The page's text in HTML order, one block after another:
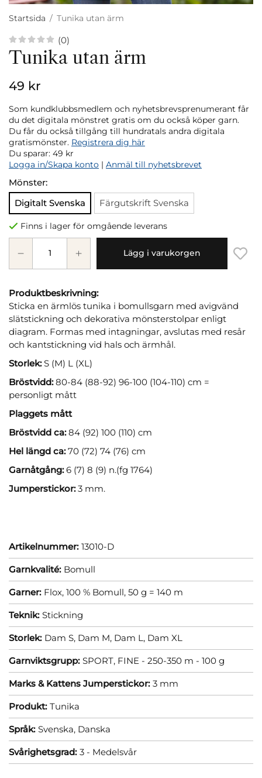
Startsida / Tunika utan ärm
(0)
Tunika utan ärm
49 kr
Som kundklubbsmedlem och nyhetsbrevsprenumerant får
du det digitala mönstret gratis om du också köper garn.
Du får du också tillgång till hundratals andra digitala
gratismönster. Registrera dig här
Du sparar: 49 kr
Logga in/Skapa konto | Anmäl till nyhetsbrevet
Mönster:
Digitalt Svenska
Färgutskrift Svenska
Finns i lager för omgående leverans
Lägg i varukorgen
Produktbeskrivning:
Sticka en ärmlös tunika i bomullsgarn med avigvänd
slätstickning och dekorativa mönsterstolpar enligt
diagram. Formas med intagningar, avslutas med resår
och kantstickning vid hals och ärmhål.
Storlek:S (M) L (XL)
Bröstvidd:80-84 (88-92) 96-100 (104-110) cm =
personligt mått
Plaggets mått
Bröstvidd ca:84 (92) 100 (110) cm
Hel längd ca:70 (72) 74 (76) cm
Garnåtgång:6 (7) 8 (9) n.(fg 1764)
Jumperstickor:3 mm.
Artikelnummer: 13010-D
Garnkvalité: Bomull
Garner: Flox, 100 % Bomull, 50 g = 140 m
Teknik: Stickning
Storlek: Dam S, Dam M, Dam L, Dam XL
Garnviktsgrupp: SPORT, FINE - 250-350 m - 100 g
Marks & Kattens Jumperstickor: 3 mm
Produkt: Tunika
Språk: Svenska, Danska
Svårighetsgrad: 3 - Medelsvår